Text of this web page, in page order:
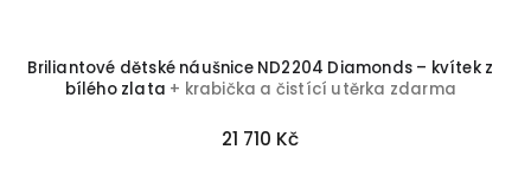
Briliantové dětské náušnice ND2204 Diamonds – kvítek z
bílého zlata + krabička a čistící utěrka zdarma
21 710 Kč